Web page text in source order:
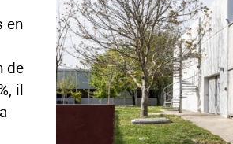
en
de
il